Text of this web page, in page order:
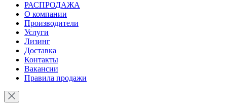
РАСПРОДАЖА
О компании
Производители
Услуги
Лизинг
Доставка
Контакты
Вакансии
Правила продажи